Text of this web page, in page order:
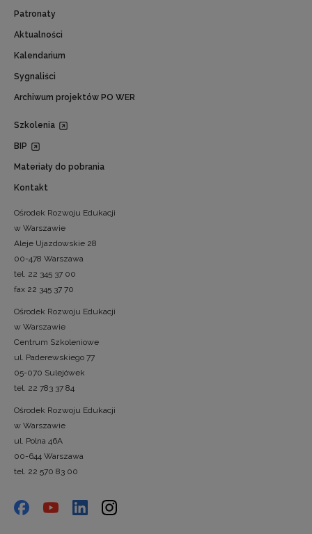
Patronaty
Aktualności
Kalendarium
Sygnaliści
Archiwum projektów PO WER
Szkolenia
BIP
Materiały do pobrania
Kontakt
Ośrodek Rozwoju Edukacji
w Warszawie
Aleje Ujazdowskie 28
00-478 Warszawa
tel. 22 345 37 00
fax 22 345 37 70
Ośrodek Rozwoju Edukacji
w Warszawie
Centrum Szkoleniowe
ul. Paderewskiego 77
05-070 Sulejówek
tel. 22 783 37 84
Ośrodek Rozwoju Edukacji
w Warszawie
ul. Polna 46A
00-644 Warszawa
tel. 22 570 83 00